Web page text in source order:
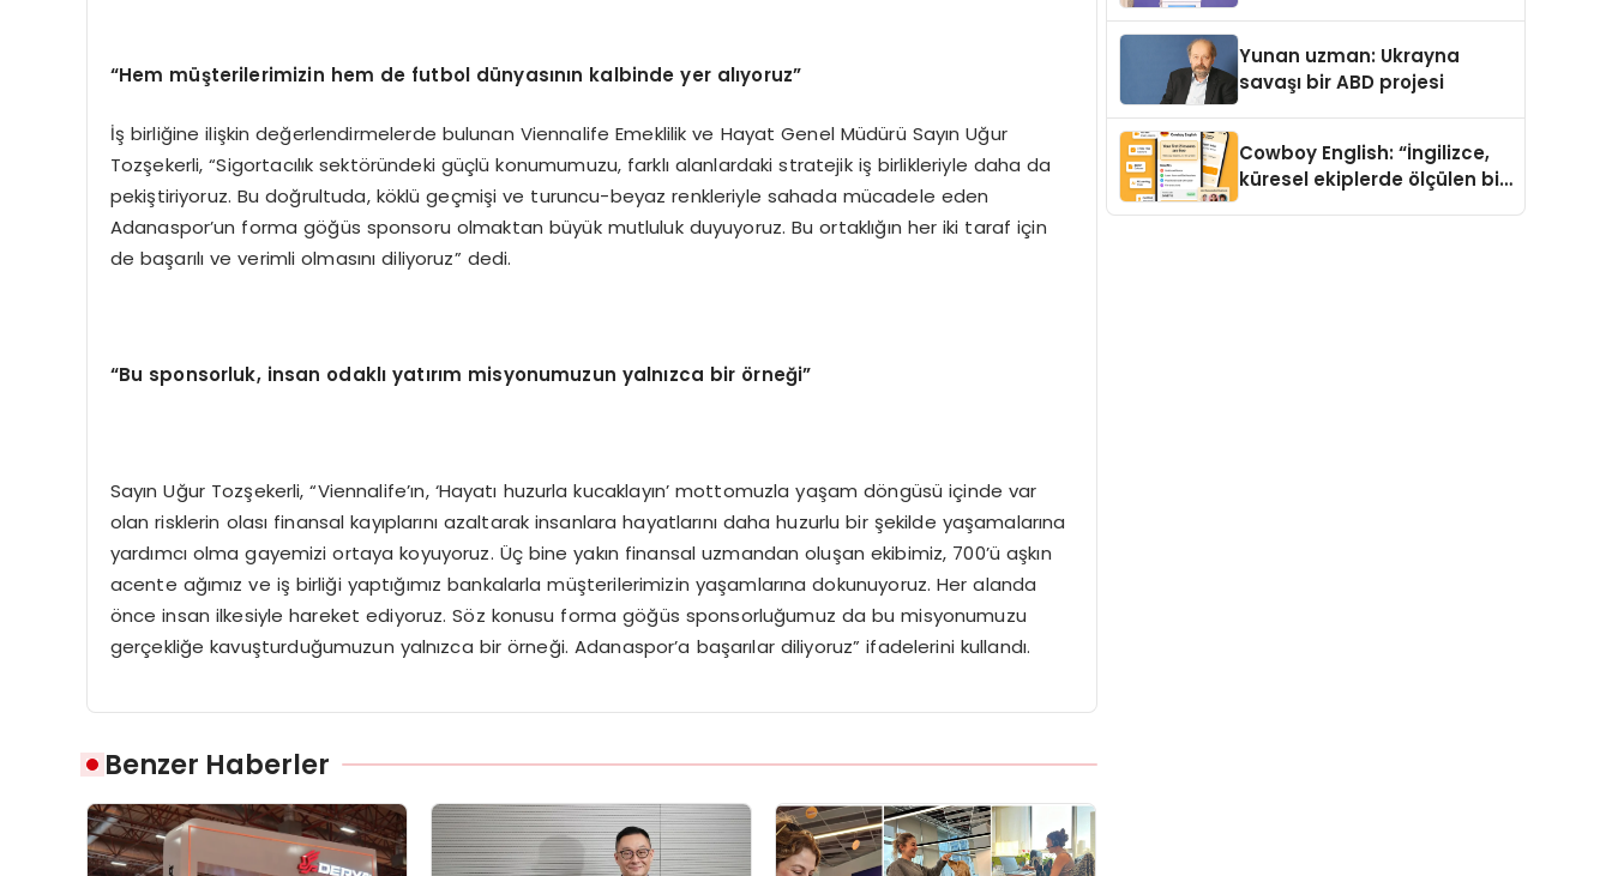
“Hem müşterilerimizin hem de futbol dünyasının kalbinde yer alıyoruz”
İş birliğine ilişkin değerlendirmelerde bulunan Viennalife Emeklilik ve Hayat Genel Müdürü Sayın Uğur
Tozşekerli, “Sigortacılık sektöründeki güçlü konumumuzu, farklı alanlardaki stratejik iş birlikleriyle daha da
pekiştiriyoruz. Bu doğrultuda, köklü geçmişi ve turuncu-beyaz renkleriyle sahada mücadele eden
Adanaspor’un forma göğüs sponsoru olmaktan büyük mutluluk duyuyoruz. Bu ortaklığın her iki taraf için
de başarılı ve verimli olmasını diliyoruz” dedi.
“Bu sponsorluk, insan odaklı yatırım misyonumuzun yalnızca bir örneği”
Sayın Uğur Tozşekerli, “Viennalife’ın, ‘Hayatı huzurla kucaklayın’ mottomuzla yaşam döngüsü içinde var
olan risklerin olası finansal kayıplarını azaltarak insanlara hayatlarını daha huzurlu bir şekilde yaşamalarına
yardımcı olma gayemizi ortaya koyuyoruz. Üç bine yakın finansal uzmandan oluşan ekibimiz, 700’ü aşkın
acente ağımız ve iş birliği yaptığımız bankalarla müşterilerimizin yaşamlarına dokunuyoruz. Her alanda
önce insan ilkesiyle hareket ediyoruz. Söz konusu forma göğüs sponsorluğumuz da bu misyonumuzu
gerçekliğe kavuşturduğumuzun yalnızca bir örneği. Adanaspor’a başarılar diliyoruz” ifadelerini kullandı.
Benzer Haberler
Yunan uzman: Ukrayna
savaşı bir ABD projesi
Cowboy English: “İngilizce,
küresel ekiplerde ölçülen bir